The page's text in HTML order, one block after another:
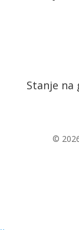
Stanje na
©